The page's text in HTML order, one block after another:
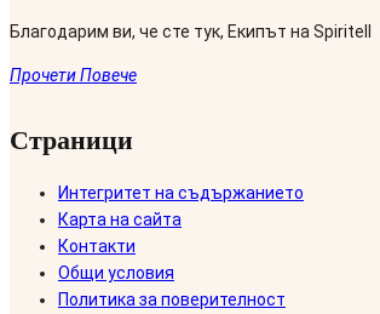
Благодарим ви, че сте тук, Екипът на Spiritell
Прочети Повече
Страници
Интегритет на съдържанието
Карта на сайта
Контакти
Общи условия
Политика за поверителност